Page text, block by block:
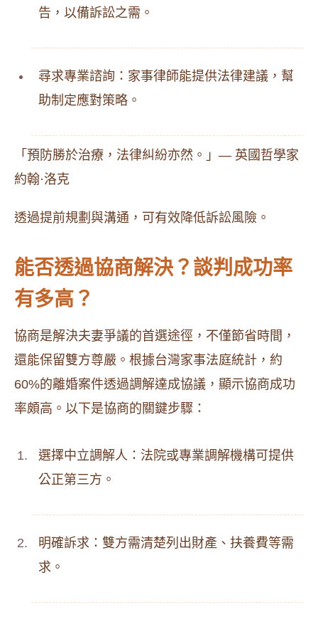
告，以備訴訟之需。
尋求專業諮詢：家事律師能提供法律建議，幫
助制定應對策略。
「預防勝於治療，法律糾紛亦然。」— 英國哲學家
約翰·洛克
透過提前規劃與溝通，可有效降低訴訟風險。
能否透過協商解決？談判成功率
有多高？
協商是解決夫妻爭議的首選途徑，不僅節省時間，
還能保留雙方尊嚴。根據台灣家事法庭統計，約
60%的離婚案件透過調解達成協議，顯示協商成功
率頗高。以下是協商的關鍵步驟：
選擇中立調解人：法院或專業調解機構可提供
公正第三方。
明確訴求：雙方需清楚列出財產、扶養費等需
求。